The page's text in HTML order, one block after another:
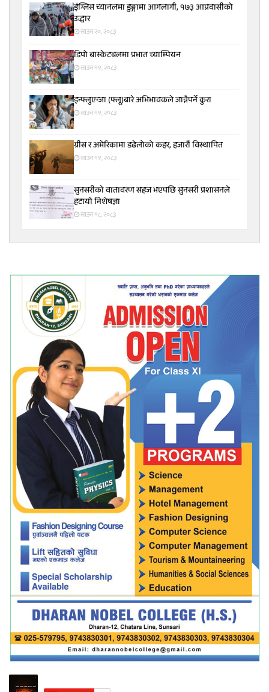
इंग्लिस च्यानलमा डुङ्गामा आगलागी, १७३ आप्रवासीको
उद्धार
साउन २०, २०८३
डिपो बास्केटबलमा प्रभात च्याम्पियन
साउन १९, २०८३
इन्फ्लुएन्जा (फ्लू)बारे अभिभावकले जान्नैपर्ने कुरा
साउन १९, २०८३
ग्रीस र अमेरिकामा डढेलोको कहर, हजारौं विस्थापित
साउन १९, २०८३
सुनसरीकाे वातावरण सहज भएपछि सुनसरी प्रशासनले
हटायाे निशेषज्ञा
साउन १८, २०८३